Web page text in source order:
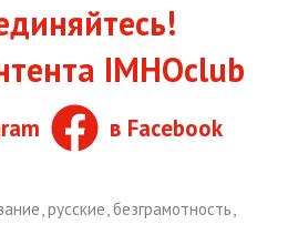
IMHOclub
в Facebook
,русские,безграмотность,